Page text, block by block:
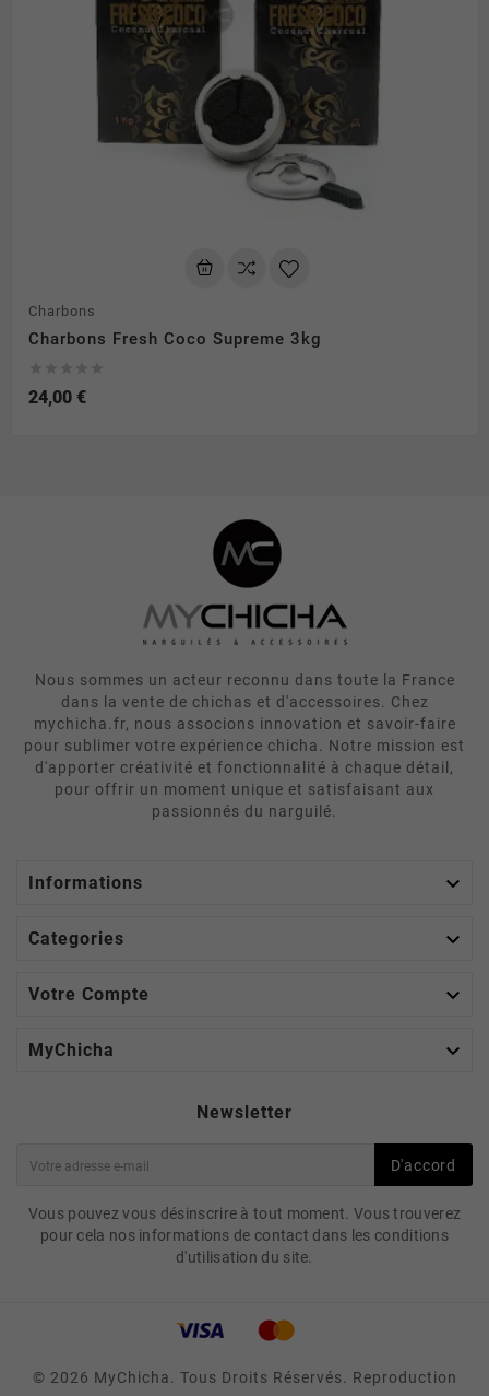
Charbons
Charbons Fresh Coco Supreme 3kg
24,00 €
Nous sommes un acteur reconnu dans toute la France
dans la vente de chichas et d'accessoires. Chez
mychicha.fr, nous associons innovation et savoir-faire
pour sublimer votre expérience chicha. Notre mission est
d'apporter créativité et fonctionnalité à chaque détail,
pour offrir un moment unique et satisfaisant aux
passionnés du narguilé.
Informations 
Categories 
Votre Compte 
MyChicha 
Newsletter
D'accord
Vous pouvez vous désinscrire à tout moment. Vous trouverez
pour cela nos informations de contact dans les conditions
d'utilisation du site.
© 2026 MyChicha. Tous Droits Réservés. Reproduction